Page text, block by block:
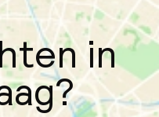
in